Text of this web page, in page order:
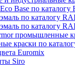
Base по каталогу
по каталогу
по каталогу
промышленные
краски по
Euromix
Siro